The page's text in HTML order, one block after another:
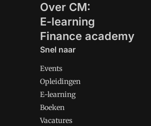
Over CM:
E-learning
Finance academy
Snel naar
Events
Opleidingen
E-learning
Boeken
Vacatures